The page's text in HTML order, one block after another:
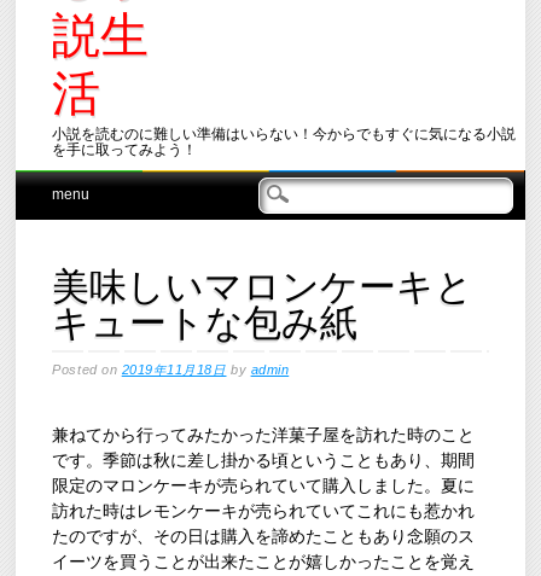
説生
活
小説を読むのに難しい準備はいらない！今からでもすぐに気になる小説
を手に取ってみよう！
Main menu
Skip
menu
美味しいマロンケーキと
キュートな包み紙
Posted on 2019年11月18日 by admin
兼ねてから行ってみたかった洋菓子屋を訪れた時のこと
です。季節は秋に差し掛かる頃ということもあり、期間
限定のマロンケーキが売られていて購入しました。夏に
訪れた時はレモンケーキが売られていてこれにも惹かれ
たのですが、その日は購入を諦めたこともあり念願のス
イーツを買うことが出来たことが嬉しかったことを覚え